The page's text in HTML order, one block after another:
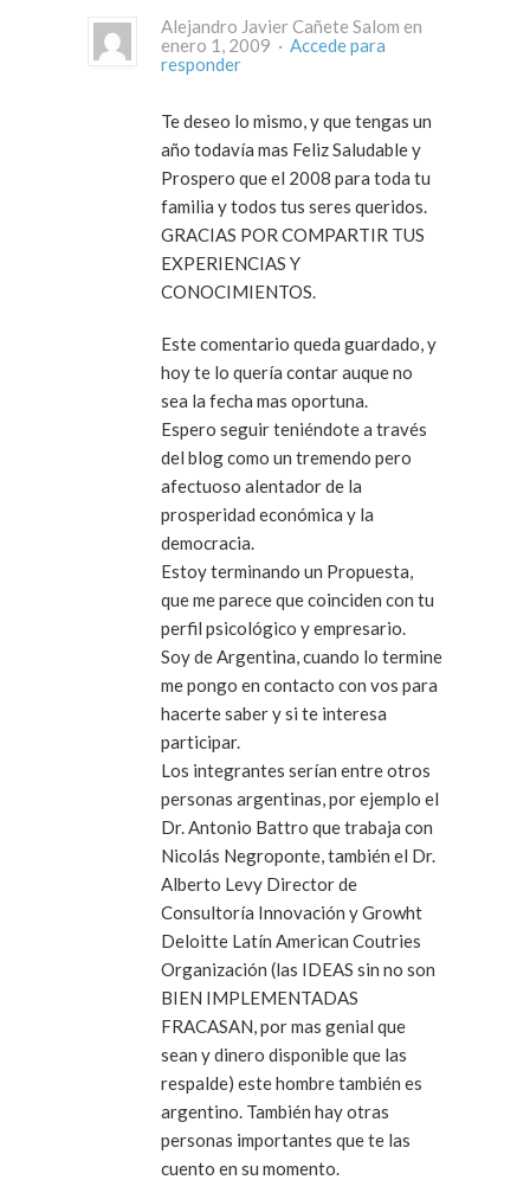
Alejandro Javier Cañete Salom en
enero 1, 2009 · Accede para
responder
Te deseo lo mismo, y que tengas un
año todavía mas Feliz Saludable y
Prospero que el 2008 para toda tu
familia y todos tus seres queridos.
GRACIAS POR COMPARTIR TUS
EXPERIENCIAS Y
CONOCIMIENTOS.
Este comentario queda guardado, y
hoy te lo quería contar auque no
sea la fecha mas oportuna.
Espero seguir teniéndote a través
del blog como un tremendo pero
afectuoso alentador de la
prosperidad económica y la
democracia.
Estoy terminando un Propuesta,
que me parece que coinciden con tu
perfil psicológico y empresario.
Soy de Argentina, cuando lo termine
me pongo en contacto con vos para
hacerte saber y si te interesa
participar.
Los integrantes serían entre otros
personas argentinas, por ejemplo el
Dr. Antonio Battro que trabaja con
Nicolás Negroponte, también el Dr.
Alberto Levy Director de
Consultoría Innovación y Growht
Deloitte Latín American Coutries
Organización (las IDEAS sin no son
BIEN IMPLEMENTADAS
FRACASAN, por mas genial que
sean y dinero disponible que las
respalde) este hombre también es
argentino. También hay otras
personas importantes que te las
cuento en su momento.